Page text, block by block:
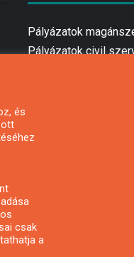
Pályázatok
Pályázatok civil
és
csak
a